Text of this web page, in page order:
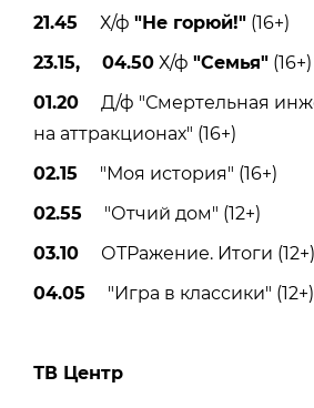
21.45 Х/ф "Не горюй!" (16+)
23.15, 04.50 Х/ф "Семья" (16+)
01.20 Д/ф "Смертельная
на аттракционах" (16+)
02.15 "Моя история" (16+)
02.55 "Отчий дом" (12+)
03.10 ОТРажение. Итоги (12+)
04.05 "Игра в классики" (12+)
ТВ Центр